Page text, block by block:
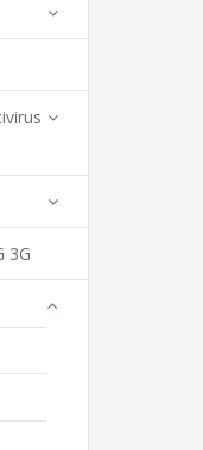
3G